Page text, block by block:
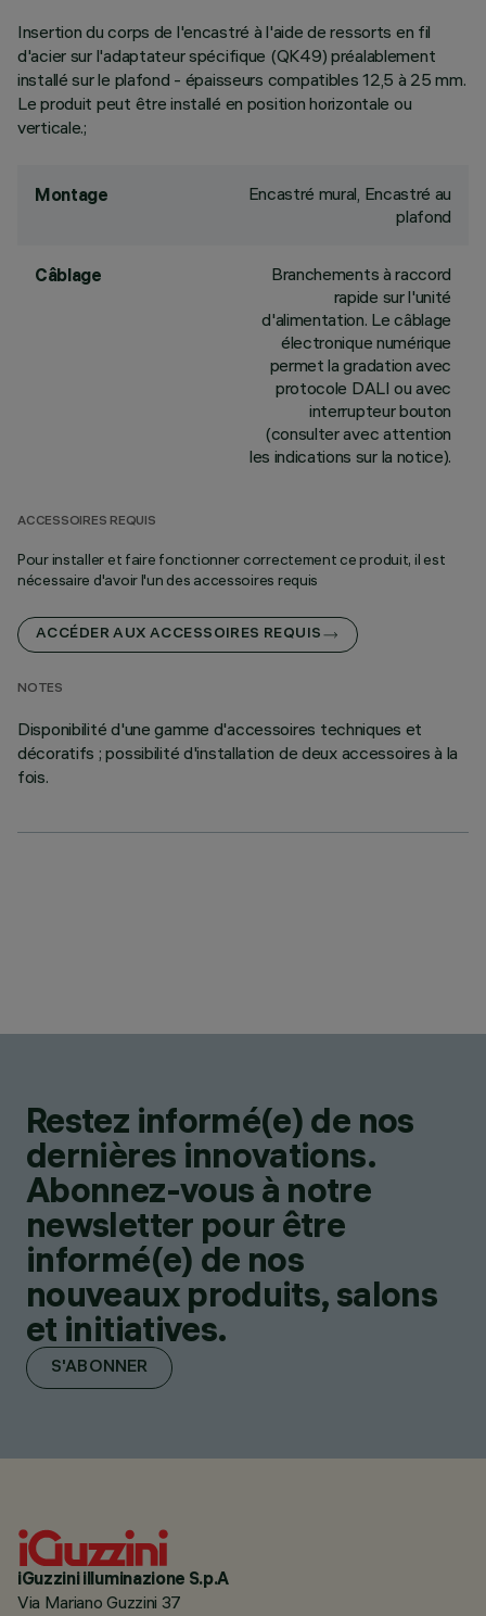
Insertion du corps de l'encastré à l'aide de ressorts en fil
d'acier sur l'adaptateur spécifique (QK49) préalablement
installé sur le plafond - épaisseurs compatibles 12,5 à 25 mm.
Le produit peut être installé en position horizontale ou
verticale.;
Montage
Encastré mural, Encastré au
plafond
Câblage
Branchements à raccord
rapide sur l'unité
d'alimentation. Le câblage
électronique numérique
permet la gradation avec
protocole DALI ou avec
interrupteur bouton
(consulter avec attention
les indications sur la notice).
ACCESSOIRES REQUIS
Pour installer et faire fonctionner correctement ce produit, il est
nécessaire d'avoir l'un des accessoires requis
ACCÉDER AUX ACCESSOIRES REQUIS
NOTES
Disponibilité d'une gamme d'accessoires techniques et
décoratifs ; possibilité d'installation de deux accessoires à la
fois.
Restez informé(e) de nos
dernières innovations.
Abonnez-vous à notre
newsletter pour être
informé(e) de nos
nouveaux produits, salons
et initiatives.
S'ABONNER
iGuzzini illuminazione S.p.A
Via Mariano Guzzini 37